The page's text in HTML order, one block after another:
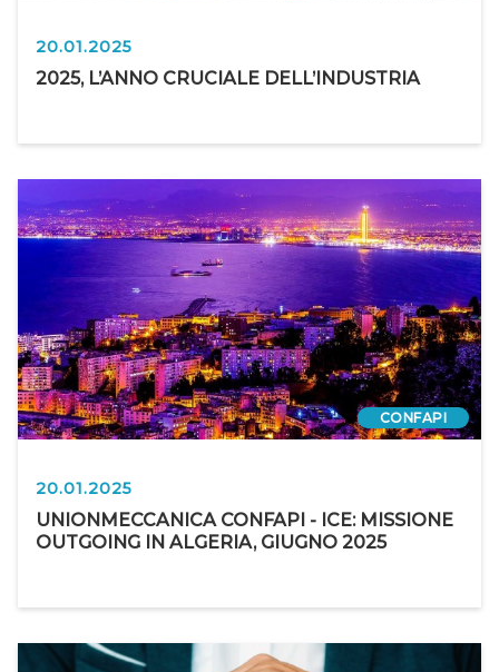
20.01.2025
2025, L’ANNO CRUCIALE DELL’INDUSTRIA
CONFAPI
20.01.2025
UNIONMECCANICA CONFAPI - ICE: MISSIONE
OUTGOING IN ALGERIA, GIUGNO 2025